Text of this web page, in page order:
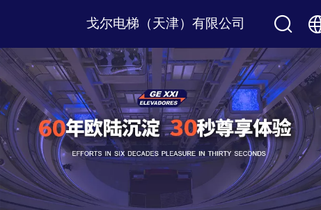
戈尔电梯（天津）有限公司
中文
English